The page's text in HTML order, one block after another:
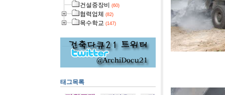
건설중장비 (60)
협력업체 (82)
목수학교 (147)
태그목록